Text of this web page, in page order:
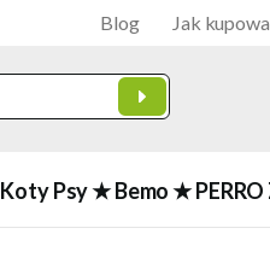
Blog Jak
Koty Psy★ Bemo ★ PERRO